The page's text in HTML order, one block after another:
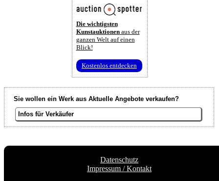
Die wichtigsten
Kunstauktionenaus der
ganzen Welt auf einen
Blick!
Kostenlos entdecken
Sie wollen ein Werk aus Aktuelle Angebote verkaufen?
Infos für Verkäufer
Datenschutz
Impressum / Kontakt